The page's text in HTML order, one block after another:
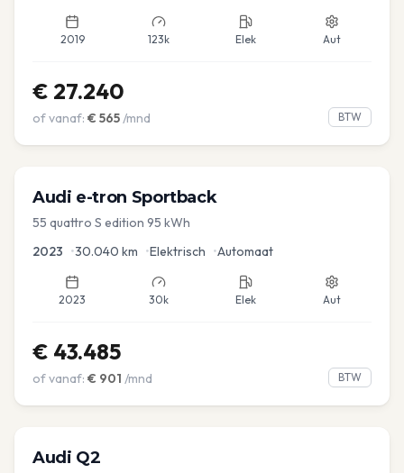
2019 123k Elek Aut
€ 27.240
of vanaf: € 565 /mnd BTW
Audi e-tron Sportback
55 quattro S edition 95 kWh
2023 •30.040 km •Elektrisch •Automaat
2023 30k Elek Aut
€ 43.485
of vanaf: € 901 /mnd BTW
Audi Q2